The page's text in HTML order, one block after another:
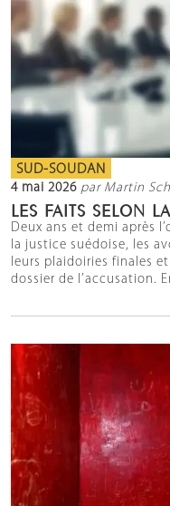
SUD-SOUDAN
4 mai 2026 par Martin
LES FAITS SELON
Deux ans et demi après
la justice suédoise, les
leurs plaidoiries finales
dossier de l’accusation.